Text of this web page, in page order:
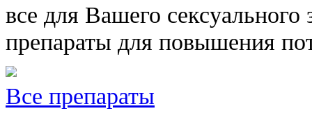
все для Вашего сексуального
препараты для повышения
Все препараты